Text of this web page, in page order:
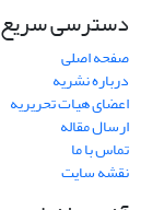
دسترسی سریع
صفحه اصلی
درباره نشریه
اعضای هیات تحریریه
ارسال مقاله
تماس با ما
نقشه سایت